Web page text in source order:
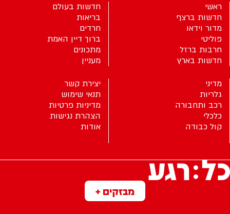
מבזקים +
ראשי
חדשות ברצף
מדור וידאו
פוליטי
חרבות ברזל
חדשות בארץ
חדשות בעולם
בריאות
חרדים
ברוך דיין האמת
מתכונים
מעניין
מדיני
גלריות
רכב ותחבורה
כלכלי
קול כבודה
יצירת קשר
תנאי שימוש
מדיניות פרטיות
הצהרת נגישות
אודות